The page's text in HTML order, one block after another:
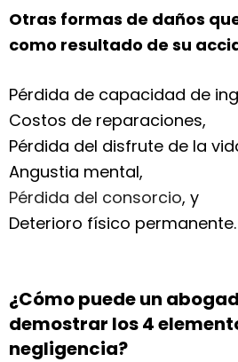
Otras formas de daños
como resultado de su
Pérdida de capacidad de
Costos de reparaciones,
Pérdida del disfrute de la
Angustia mental,
Pérdida del consorcio, y
Deterioro físico permanente.
¿Cómo puede un
demostrar los 4
negligencia?